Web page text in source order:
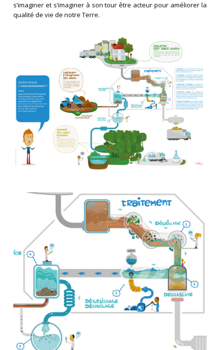
s’imaginer et s’imaginer à son tour être acteur pour améliorer la
qualité de vie de notre Terre.